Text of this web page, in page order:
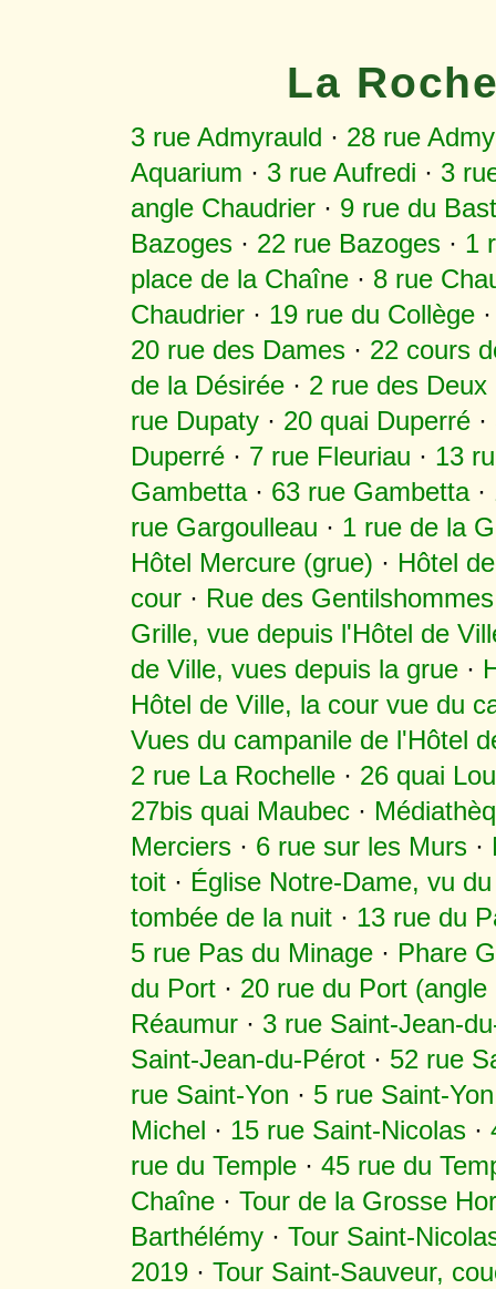
La
3 rue Admyrauld · 28 rue
Aquarium · 3 rue Aufredi · 3
angle Chaudrier · 9 rue du
Bazoges · 22 rue Bazoges · 1
place de la Chaîne · 8 rue
Chaudrier · 19 rue du Collège
20 rue des Dames · 22 cours
de la Désirée · 2 rue des Deux
rue Dupaty · 20 quai Duperré ·
Duperré · 7 rue Fleuriau · 13
Gambetta· 63 rue Gambetta ·
rue Gargoulleau · 1 rue de la
Hôtel Mercure (grue) · Hôtel
cour · Rue des
Grille, vue depuis l'Hôtel de
de Ville, vues depuis la grue ·
Hôtel de Ville, la cour vue du
Vues du campanile de l'Hôtel
2 rue La Rochelle · 26 quai
27bis quai Maubec ·
Merciers · 6 rue sur les Murs ·
toit · Église Notre-Dame, vu
tombée de la nuit · 13 rue du
5 rue Pas du Minage · Phare
du Port · 20 rue du Port (angle
Réaumur · 3 rue Saint-Jean-
Saint-Jean-du-Pérot · 52 rue
rue Saint-Yon · 5 rue Saint-Yon
Michel · 15 rue Saint-Nicolas ·
rue du Temple · 45 rue du
Chaîne · Tour de la Grosse
Barthélémy · Tour Saint-
2019 · Tour Saint-Sauveur,